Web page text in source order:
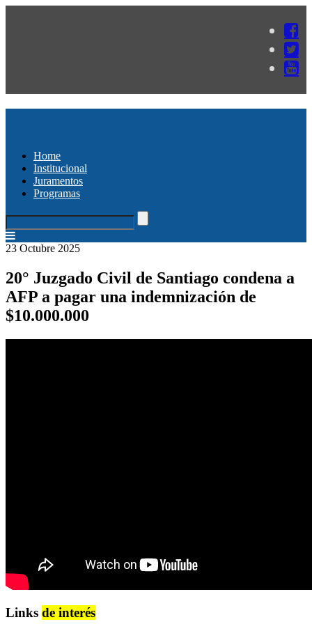
Home
Institucional
Juramentos
Programas
23 Octubre 2025
20° Juzgado Civil de Santiago condena a
AFP a pagar una indemnización de
$10.000.000
Links de interés